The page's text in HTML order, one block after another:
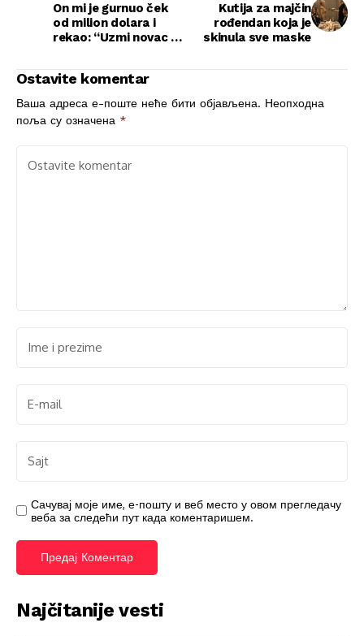
On mi je gurnuo ček
od milion dolara i
rekao: “Uzmi novac i
na kišu — tri meseca
kasnije zakoračila
sam na binu kao CEO
koji drži budućnost
Kutija za majčin
rođendan koja je
skinula sve maske
Ostavite komentar
Ваша адреса е-поште неће бити објављена. Неопходна
поља су означена *
Сачувај моје име, е-пошту и веб место у овом прегледачу
веба за следећи пут када коментаришем.
Najčitanije vesti